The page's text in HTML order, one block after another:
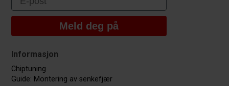
Meld deg på
Informasjon
Chiptuning
Guide: Montering av senkefjær